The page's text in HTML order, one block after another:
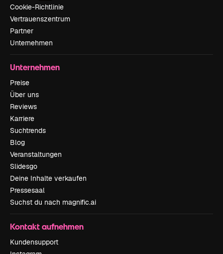
Cookie-Richtlinie
Vertrauenszentrum
Partner
Unternehmen
Unternehmen
Preise
Über uns
Reviews
Karriere
Suchtrends
Blog
Veranstaltungen
Slidesgo
Deine Inhalte verkaufen
Pressesaal
Suchst du nach magnific.ai
Kontakt aufnehmen
Kundensupport